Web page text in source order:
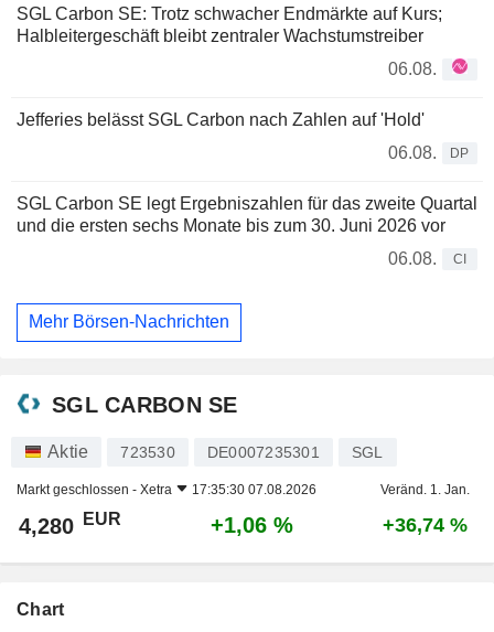
SGL Carbon SE: Trotz schwacher Endmärkte auf Kurs;
Halbleitergeschäft bleibt zentraler Wachstumstreiber
06.08.
Jefferies belässt SGL Carbon nach Zahlen auf 'Hold'
06.08.
DP
SGL Carbon SE legt Ergebniszahlen für das zweite Quartal
und die ersten sechs Monate bis zum 30. Juni 2026 vor
06.08.
CI
Mehr Börsen-Nachrichten
SGL CARBON SE
Aktie 723530 DE0007235301 SGL
Markt geschlossen - Xetra 17:35:30 07.08.2026 Veränd. 1. Jan.
4,280 EUR +1,06 % +36,74 %
Chart